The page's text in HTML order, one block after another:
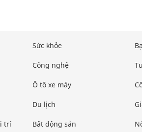
trí
Sức khỏe
Công nghệ
Ô tô xe máy
Du lịch
Bất động sản